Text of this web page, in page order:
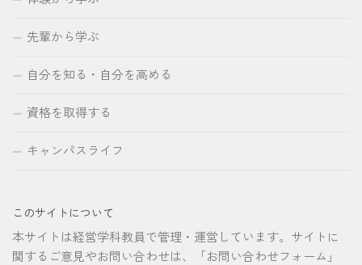
先輩から学ぶ
自分を知る・自分を高める
資格を取得する
キャンパスライフ
このサイトについて
本サイトは経営学科教員で管理・運営しています。サイトに
関するご意見やお問い合わせは、「お問い合わせフォーム」